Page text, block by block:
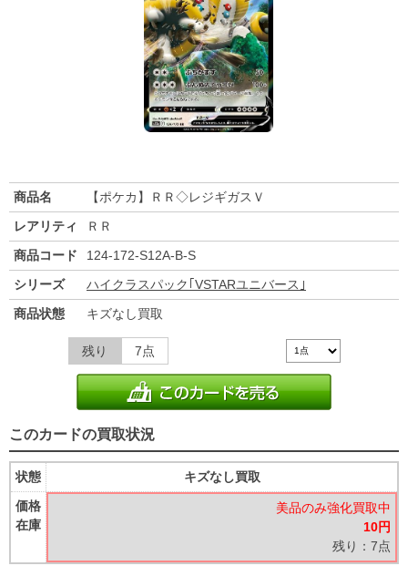
商品名
【ポケカ】ＲＲ◇レジギガスＶ
レアリティ
ＲＲ
商品コード
124-172-S12A-B-S
シリーズ
ハイクラスパック｢VSTARユニバース｣
商品状態
キズなし買取
残り 7点
このカードの買取状況
状態
価格
在庫
キズなし買取
美品のみ強化買取中
10円
残り：7点